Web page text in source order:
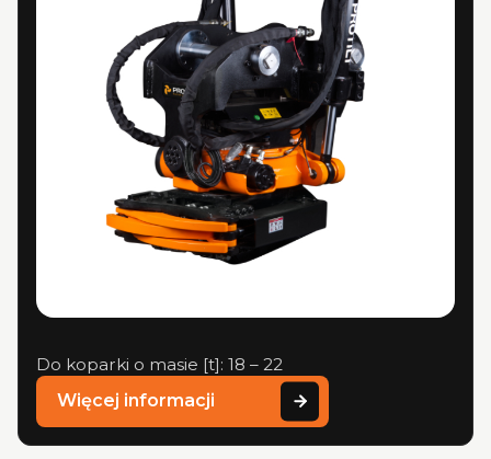
Do koparki o masie [t]: 18 – 22
Więcej informacji